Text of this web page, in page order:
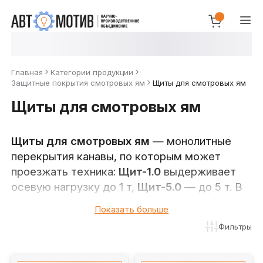
Главная
Категории продукции
Защитные покрытия смотровых ям
Щиты для смотровых ям
Щиты для смотровых ям
Щиты для смотровых ям — монолитные
перекрытия канавы, по которым может
проезжать техника: Щит-1.0выдерживает
осевую нагрузку до 1 т, Щит-5.0— до 5 т. В
шторок, щит укладывается и снимается
погрузчиком или кран-балкой — решение для
Показать больше
Фильтры